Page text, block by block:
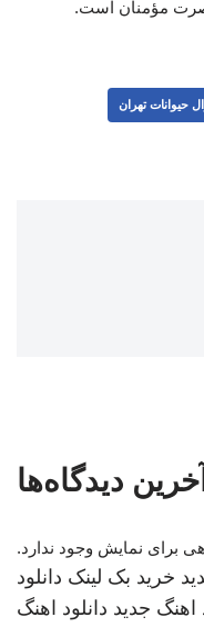
مؤمنان است.
حیوانات تهران
آخرین دیدگاه‌ها
برای نمایش وجود ندارد.
خرید بک لینک دانلود
اهنگ جدید دانلود اهنگ